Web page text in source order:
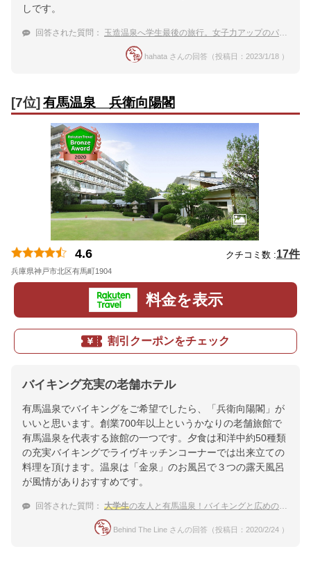
しです。
回答された質問： 玉造温泉へ学生最後の旅行。女子力アップのパワースポットめぐりがしたい
hahata さんの回答（投稿日：2023/1/18 ）
[7位]有馬温泉 兵衛向陽閣
4.6 クチコミ数 :17件
兵庫県神戸市北区有馬町1904
料金を表示
割引クーポンをチェック
バイキング充実の老舗ホテル
有馬温泉でバイキングをご希望でしたら、「兵衛向陽閣」が
いいと思います。創業700年以上というかなりの老舗旅館で
有馬温泉を代表する旅館の一つです。夕食は和洋中約50種類
の充実バイキングでライヴキッチンコーナーでは出来立ての
料理を頂けます。温泉は「金泉」のお風呂で３つの露天風呂
が風情がありおすすめです。
回答された質問： 大学生の友人と有馬温泉！バイキングと広めの露天風呂がある宿を教えて下さい。
Behind The Line さんの回答（投稿日：2020/2/24 ）